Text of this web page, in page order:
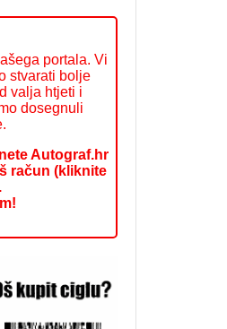
portala. Vi
stvarati bolje
valja htjeti i
dosegnuli
Autograf.hr
račun (kliknite